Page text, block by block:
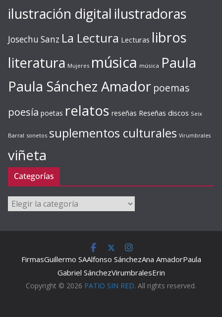
ilustración digital ilustradoras
Josechu Sanz La Lectura Lecturas libros
literatura Mujeres música música Paula
Paula Sánchez Amador poemas
poesía poetas relatos reseñas Reseñas discos Seix
Barral sonetos suplementos culturales Virumbrales
viñeta
Categorías
Categorías
FirmasGuillermo SAAlfonso SánchezAna AmadorPaula
Gabriel SánchezVirumbralesErin
Copyright © 2026 PATIO SIN RED. All rights reserved.